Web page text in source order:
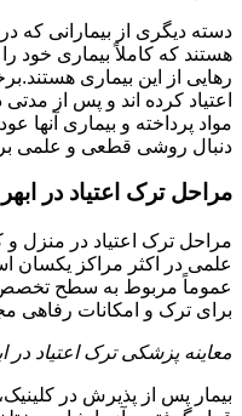
دسته دیگری از بیمارانی که
هستند که کاملاً بیماری خود
رهایی از این بیماری
اعتیاد کرده اند و پس از
مواد پرداخته و بیماری آنها
دنبال روشی قطعی و علمی
مراحل ترک اعتیاد در
مراحل ترک اعتیاد در منزل
علمی در اکثر مراکز یکسان
عموماً مربوط به سطح تخصص
برای ترک و امکانات رفاهی
معاینه پزشکی ترک اعتیاد در
بیمار پس از پذیرش در